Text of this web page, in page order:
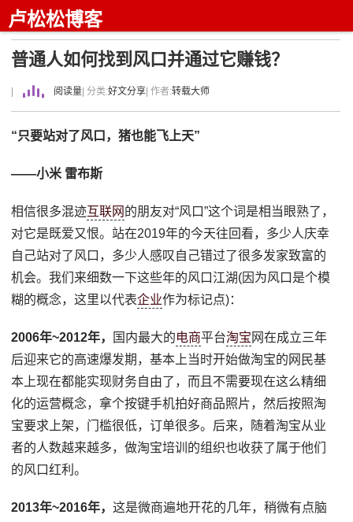
卢松松博客
普通人如何找到风口并通过它赚钱？
阅读量 | 分类:好文分享 | 作者:转载大师
“只要站对了风口，猪也能飞上天”
——小米 雷布斯
相信很多混迹互联网 的朋友对“风口”这个词是相当眼熟了，
对它是既爱又恨。站在2019年的今天往回看，多少人庆幸
自己站对了风口，多少人感叹自己错过了很多发家致富的
机会。我们来细数一下这些年的风口江湖(因为风口是个模
糊的概念，这里以代表企业作为标记点)：
2006年~2012年， 国内最大的电商平台淘宝 网在成立三年
后迎来它的高速爆发期，基本上当时开始做淘宝的网民基
本上现在都能实现财务自由了，而且不需要现在这么精细
化的运营概念，拿个按键手机拍好商品照片，然后按照淘
宝要求上架，门槛很低，订单很多。后来，随着淘宝从业
者的人数越来越多，做淘宝培训的组织也收获了属于他们
的风口红利。
2013年~2016年，这是微商遍地开花的几年，稍微有点脑